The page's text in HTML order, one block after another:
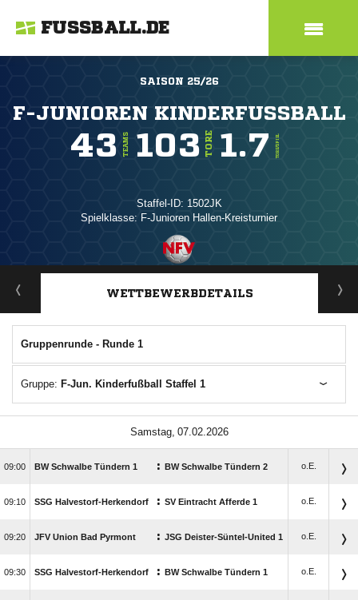
FUSSBALL.DE
SAISON 25/26
F-JUNIOREN KINDERFUSSBALL
43 TEAMS 103 TORE 1.7 TORE/SPIEL
Staffel-ID: 1502JK
Spielklasse: F-Junioren Hallen-Kreisturnier
ANZEIGE
WETTBEWERBDETAILS
Gruppenrunde - Runde 1
Gruppe: F-Jun. Kinderfußball Staffel 1
 
 BW Schwalbe Tündern 1 : BW Schwalbe Tündern 2 o.E.
 SSG Halvestorf-Herkendorf : SV Eintracht Afferde 1 o.E.
 JFV Union Bad Pyrmont : JSG Deister-Süntel-United 1 o.E.
 SSG Halvestorf-Herkendorf : BW Schwalbe Tündern 1 o.E.